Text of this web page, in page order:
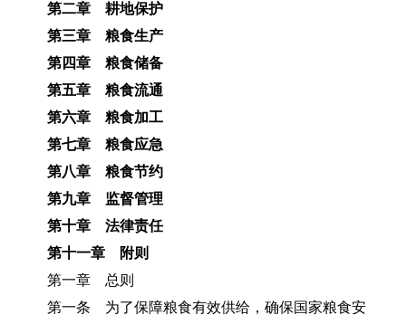
第二章 耕地保护
第三章 粮食生产
第四章 粮食储备
第五章 粮食流通
第六章 粮食加工
第七章 粮食应急
第八章 粮食节约
第九章 监督管理
第十章 法律责任
第十一章 附则
第一章 总则
第一条 为了保障粮食有效供给，确保国家粮食安